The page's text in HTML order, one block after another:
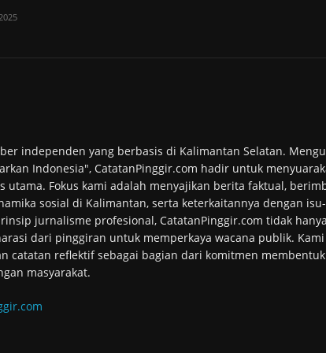
independen yang berbasis di Kalimantan Selatan.
Indonesia", CatatanPinggir.com hadir untuk
Fokus kami adalah menyajikan berita faktual,
sosial di Kalimantan, serta keterkaitannya dengan
jurnalisme profesional, CatatanPinggir.com tidak
dari pinggiran untuk memperkaya wacana publik.
catatan reflektif sebagai bagian dari komitmen
masyarakat.